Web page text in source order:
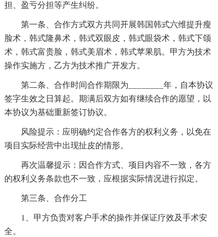
担、盈亏分担等产生纠纷。
第一条、合作方式双方共同开展韩国韩式六维提升瘦
脸术，韩式隆鼻术，韩式双眼皮，韩式眼袋术，韩式下颌
术，韩式富贵脸，韩式美眉术，韩式苹果肌。甲方为技术
操作实施方，乙方为技术推广开发方。
第二条、合作时间合作期限为________年，自本协议
签字生效之日算起。期满后双方如有继续合作的愿望，以
本协议为基础重新签订协议。
风险提示：应明确约定合作各方的权利义务，以免在
项目实际经营中出现扯皮的情形。
再次温馨提示：因合作方式、项目内容不一致，各方
的权利义务条款也不一致，应根据实际情况进行拟定。
第三条、合作分工
1、甲方负责对客户手术的操作并保证疗效及手术安
全。